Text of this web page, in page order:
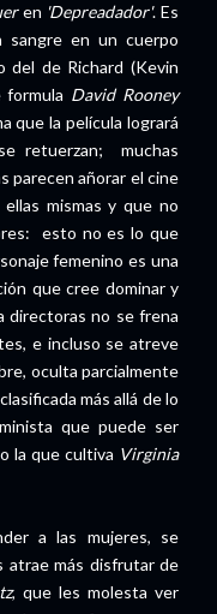
en 'Depreadador'. Es
sangre en un cuerpo
del de Richard (Kevin
formula David Rooney
que la película logrará
retuerzan; muchas
parecen añorar el cine
mismas y que no
esto no es lo que
femenino es una
que cree dominar y
directoras no se frena
e incluso se atreve
oculta parcialmente
más allá de lo
que puede ser
la que cultiva Virginia
a las mujeres, se
atrae más disfrutar de
, que les molesta ver